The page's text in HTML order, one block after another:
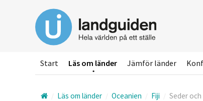
huvudinnehållet
Start Läs om länder Jämför länder
Läs om länder Oceanien Fiji Seder